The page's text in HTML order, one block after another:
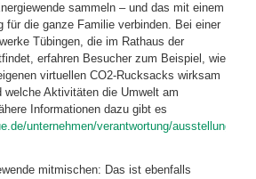
sammeln – und das mit einem
für die ganze Familie verbinden. Bei einer
Tübingen, die im Rathaus der
erfahren Besucher zum Beispiel, wie
virtuellen CO2-Rucksacks wirksam
welche Aktivitäten die Umwelt am
Informationen dazu gibt es
unternehmen/verantwortung/ausstellung-
mitmischen: Das ist ebenfalls